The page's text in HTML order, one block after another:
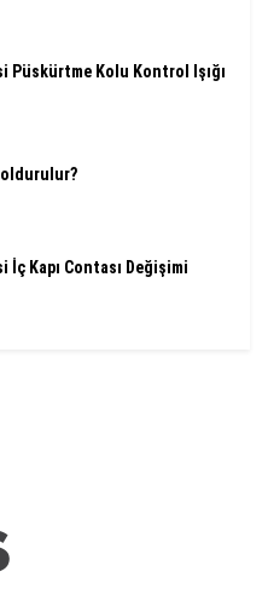
Püskürtme Kolu Kontrol Işığı
İç Kapı Contası Değişimi